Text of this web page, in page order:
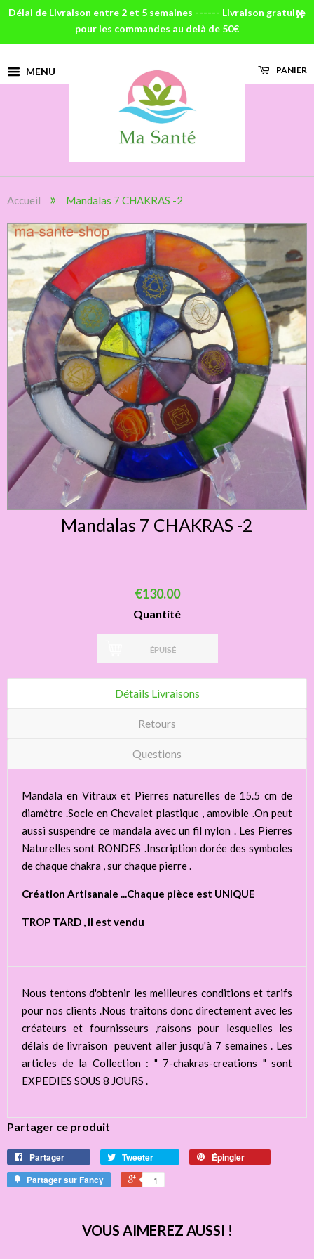
Délai de Livraison entre 2 et 5 semaines ------ Livraison gratuite
pour les commandes au delà de 50€
X
MENU PANIER
Accueil » Mandalas 7 CHAKRAS -2
Mandalas 7 CHAKRAS -2
€130.00
Quantité
ÉPUISÉ
Détails Livraisons
Retours
Questions
Mandala en Vitraux et Pierres naturelles de 15.5 cm de
diamètre .Socle en Chevalet plastique , amovible .On peut
aussi suspendre ce mandala avec un fil nylon . Les Pierres
Naturelles sont RONDES .Inscription dorée des symboles
de chaque chakra , sur chaque pierre .
Création Artisanale ...Chaque pièce est UNIQUE
TROP TARD , il est vendu
Nous tentons d'obtenir les meilleures conditions et tarifs
pour nos clients .Nous traitons donc directement avec les
créateurs et fournisseurs ,raisons pour lesquelles les
délais de livraison peuvent aller jusqu'à 7 semaines . Les
articles de la Collection : " 7-chakras-creations " sont
EXPEDIES SOUS 8 JOURS .
Partager ce produit
Partager Tweeter
Épingler
Partager sur Fancy
+1
VOUS AIMEREZ AUSSI !